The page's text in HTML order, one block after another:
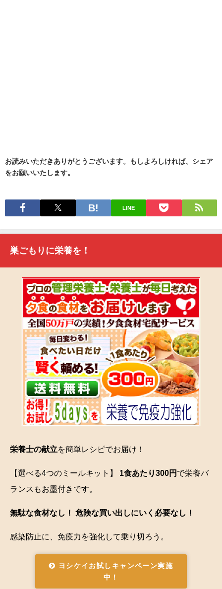
お読みいただきありがとうございます。もしよろしければ、シェア
をお願いいたします。
LINE
巣ごもりに栄養を！
栄養士の献立を簡単レシピでお届け！
【選べる4つのミールキット】 1食あたり300円 で栄養バ
ランスもお墨付きです。
無駄な食材なし！ 危険な買い出しにいく必要なし！
感染防止に、免疫力を強化して乗り切ろう。
ヨシケイお試しキャンペーン実施
中！